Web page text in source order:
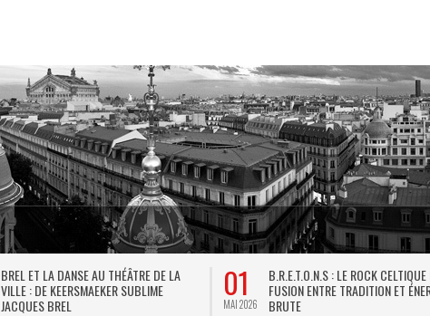
BREL ET LA DANSE AU THÉÂTRE DE LA
VILLE : DE KEERSMAEKER SUBLIME
JACQUES BREL
01
MAI 2026
B.R.E.T.O.N.S : LE ROCK CELTIQUE
FUSION ENTRE TRADITION ET
BRUTE